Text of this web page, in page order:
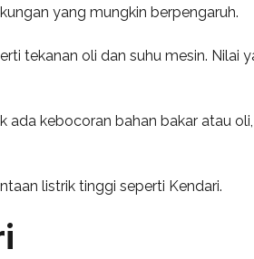
yang mungkin berpengaruh.
tekanan oli dan suhu mesin. Nilai
kebocoran bahan bakar atau
listrik tinggi seperti Kendari.